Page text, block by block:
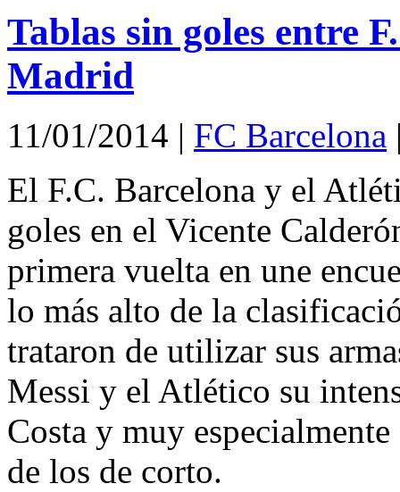
Tablas sin goles entre
Madrid
11/01/2014 | FC Barcelona
El F.C. Barcelona y el
goles en el Vicente
primera vuelta en une
lo más alto de la
trataron de utilizar sus
Messi y el Atlético su
Costa y muy
de los de corto.